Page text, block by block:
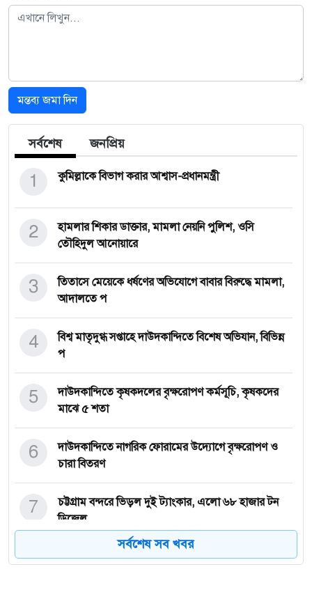
মন্তব্য জমা দিন
সর্বশেষ জনপ্রিয়
কুমিল্লাকে বিভাগ করার আশ্বাস-প্রধানমন্ত্রী
1
হামলার শিকার ডাক্তার, মামলা নেয়নি পুলিশ, ওসি
তৌহিদুল আনোয়ারে
2
তিতাসে মেয়েকে ধর্ষণের অভিযোগে বাবার বিরুদ্ধে মামলা,
আদালতে প
3
বিশ্ব মাতৃদুগ্ধ সপ্তাহে দাউদকান্দিতে বিশেষ অভিযান, বিভিন্ন
প
4
দাউদকান্দিতে কৃষকদলের বৃক্ষরোপণ কর্মসূচি, কৃষকদের
মাঝে ৫ শতা
5
দাউদকান্দিতে নাগরিক ফোরামের উদ্যোগে বৃক্ষরোপণ ও
চারা বিতরণ
6
চট্টগ্রাম বন্দরে ভিড়ল দুই ট্যাংকার, এলো ৬৮ হাজার টন
ডিজেল
7
প্রাণনাশের হুমকি পেয়েছিলেন এই তারকারাও
8
সর্বশেষ সব খবর